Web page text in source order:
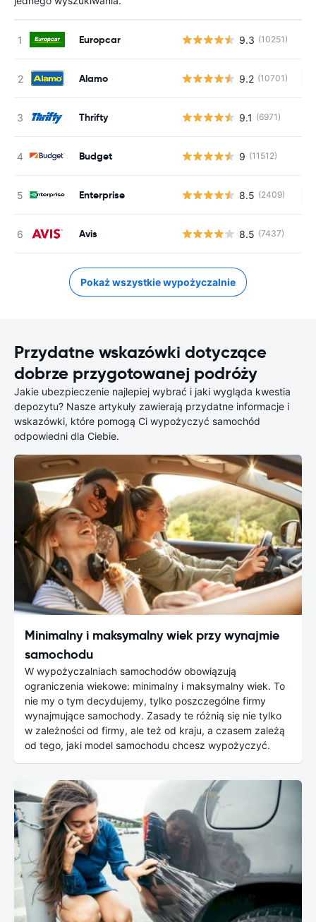
Europcar 9.3 (10251)
Alamo 9.2 (10701)
Thrifty 9.1 (6971)
Budget 9 (11512)
Enterprise 8.5 (2409)
Avis 8.5 (7437)
Pokaż wszystkie wypożyczalnie
Przydatne wskazówki dotyczące
dobrze przygotowanej podróży
Jakie ubezpieczenie najlepiej wybrać i jaki wygląda kwestia
depozytu? Nasze artykuły zawierają przydatne informacje i
wskazówki, które pomogą Ci wypożyczyć samochód
odpowiedni dla Ciebie.
Minimalny i maksymalny wiek przy wynajmie
samochodu
W wypożyczalniach samochodów obowiązują
ograniczenia wiekowe: minimalny i maksymalny wiek. To
nie my o tym decydujemy, tylko poszczególne firmy
wynajmujące samochody. Zasady te różnią się nie tylko
w zależności od firmy, ale też od kraju, a czasem zależą
od tego, jaki model samochodu chcesz wypożyczyć.